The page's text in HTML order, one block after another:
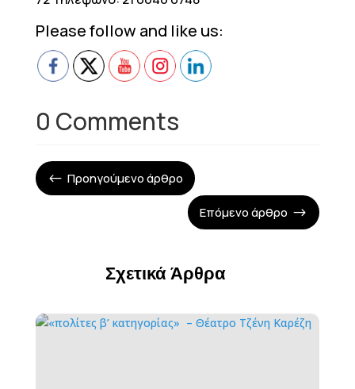
Please follow and like us:
0 Comments
# Προηγούμενο άρθρο
Επόμενο άρθρο $
Σχετικά Άρθρα